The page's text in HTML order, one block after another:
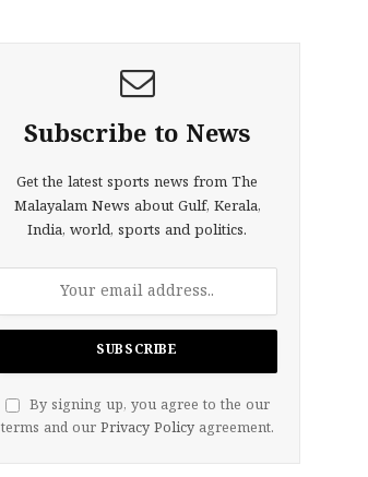
Subscribe to News
Get the latest sports news from The
Malayalam News about Gulf, Kerala,
India, world, sports and politics.
By signing up, you agree to the our
terms and our Privacy Policyagreement.